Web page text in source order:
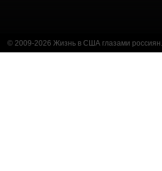
© 2009-2026 Жизнь в США глазами